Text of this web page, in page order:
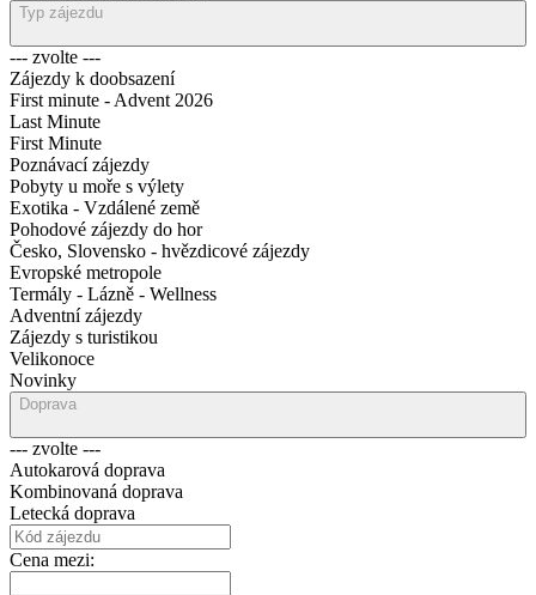
Typ zájezdu
--- zvolte ---
Zájezdy k doobsazení
First minute - Advent 2026
Last Minute
First Minute
Poznávací zájezdy
Pobyty u moře s výlety
Exotika - Vzdálené země
Pohodové zájezdy do hor
Česko, Slovensko - hvězdicové zájezdy
Evropské metropole
Termály - Lázně - Wellness
Adventní zájezdy
Zájezdy s turistikou
Velikonoce
Novinky
Doprava
--- zvolte ---
Autokarová doprava
Kombinovaná doprava
Letecká doprava
Cena mezi: